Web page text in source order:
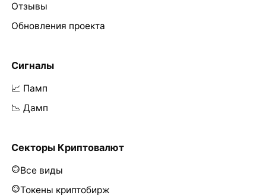
Отзывы
Обновления проекта
Сигналы
📈 Памп
📉 Дамп
Секторы Криптовалют
Все виды
Токены криптобирж